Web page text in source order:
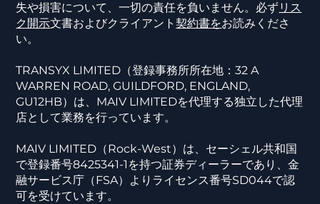
失や損害について、一切の責任を負いません。必ずリス
ク開示文書およびクライアント契約書をお読みくださ
い。
TRANSYX LIMITED（登録事務所所在地：32 A
WARREN ROAD, GUILDFORD, ENGLAND,
GU12HB）は、MAIV LIMITEDを代理する独立した代理
店として業務を行っています。
MAIV LIMITED（Rock-West）は、セーシェル共和国
で登録番号8425341-1を持つ証券ディーラーであり、金
融サービス庁（FSA）よりライセンス番号SD044で認
可を受けています。